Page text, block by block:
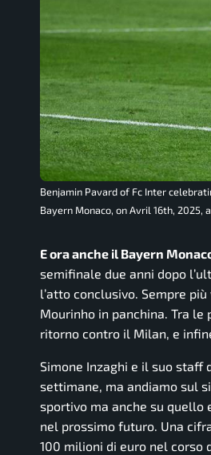
Benjamin Pavard of Fc Inter
Bayern Monaco, on Avril 16th, 2025,
E ora anche il Bayern
semifinale due anni dopo
l’atto conclusivo. Sempre
Mourinho in panchina. Tra
ritorno contro il Milan, e
Simone Inzaghi e il suo
settimane, ma andiamo sul
sportivo ma anche su quello
nel prossimo futuro. Una
100 milioni di euro nel corso